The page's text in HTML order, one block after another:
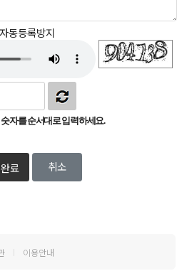
자동등록방지
자를 순서대로 입력하세요.
료 취소
이용안내